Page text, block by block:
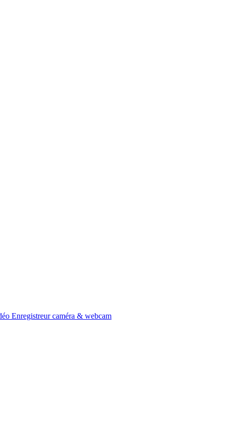
Enregistreur caméra & webcam